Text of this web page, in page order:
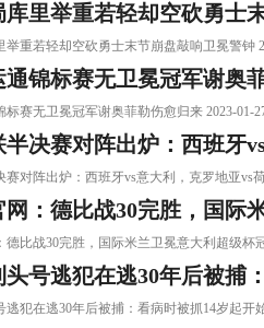
库里举重若轻却空砍勇士
举重若轻却空砍勇士末节崩盘敲响卫冕警钟
通锦标赛无卫冕冠军谢奥
标赛无卫冕冠军谢奥菲勒伤愈归来 2023-01-
半决赛对阵出炉：西班牙
赛对阵出炉：西班牙vs意大利，克罗地亚vs
网：德比战30完胜，国际
德比战30完胜，国际米兰卫冕意大利超级杯
头号逃犯在逃30年后被捕
逃犯在逃30年后被捕：看病时被抓14岁起开